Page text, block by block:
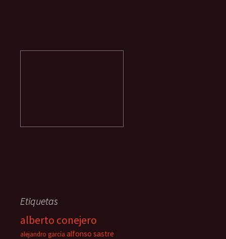
Etiquetas
alberto conejero
alejandro garcía alfonso sastre